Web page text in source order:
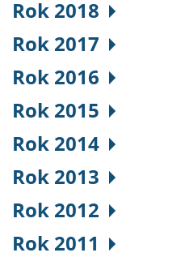
Rok 2018
Rok 2017
Rok 2016
Rok 2015
Rok 2014
Rok 2013
Rok 2012
Rok 2011